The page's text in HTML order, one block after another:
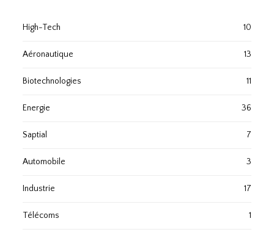
High-Tech 10
Aéronautique 13
Biotechnologies 11
Energie 36
Saptial 7
Automobile 3
Industrie 17
Télécoms 1